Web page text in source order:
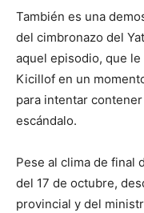
También es una
del cimbronazo del
aquel episodio, que
Kicillof en un
para intentar
escándalo.
Pese al clima de final
del 17 de octubre,
provincial y del